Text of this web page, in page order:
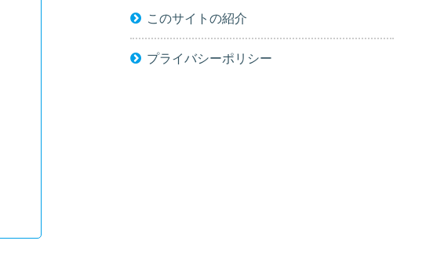
このサイトの紹介
プライバシーポリシー